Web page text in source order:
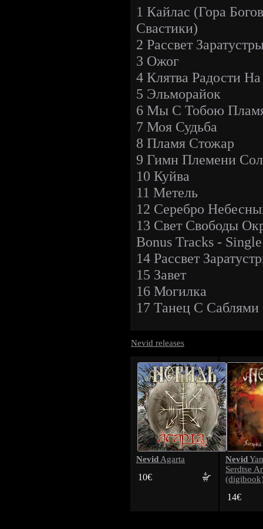
1 Кайлас (Гора
Свастики)
2 Рассвет
3 Ожог
4 Клятва Радости
5 Эльморайок
6 Мы С Тобою
7 Моя Судьба
8 Пламя Стожар
9 Гимн Племени
10 Куйва
11 Метель
12 Серебро
13 Свет Свободы
Bonus Tracks -
14 Рассвет
15 Завет
16 Могилка
17 Танец С
Nevid releases
Nevid Agarta
10€
Nevid
Serdtse
14€